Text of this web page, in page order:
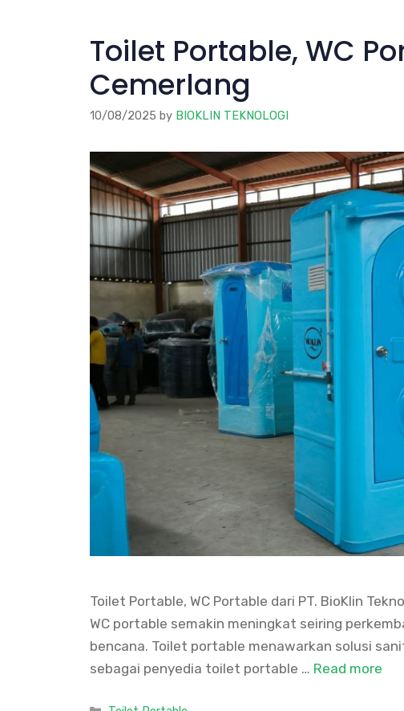
Toilet Portable, WC
Cemerlang
10/08/2025 by BIOKLIN TEKNOLOGI
Toilet Portable, WC Portable dari PT. BioKlin
WC portable semakin meningkat seiring
bencana. Toilet portable menawarkan solusi
sebagai penyedia toilet portable … Read more